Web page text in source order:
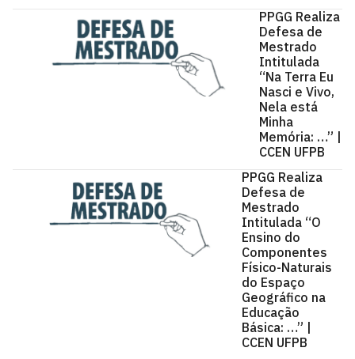
PPGG Realiza
Defesa de
Mestrado
Intitulada
“Na Terra Eu
Nasci e Vivo,
Nela está
Minha
Memória: …” |
CCEN UFPB
PPGG Realiza
Defesa de
Mestrado
Intitulada “O
Ensino do
Componentes
Físico-Naturais
do Espaço
Geográfico na
Educação
Básica: …” |
CCEN UFPB